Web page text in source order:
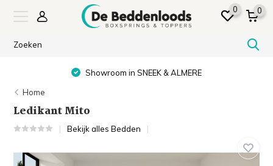
0 0
Showroom in SNEEK & ALMERE
Home
Ledikant Mito
Bekijk alles Bedden